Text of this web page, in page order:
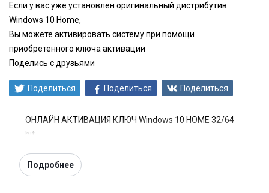
Если у вас уже установлен оригинальный дистрибутив
Windows 10 Home,
Вы можете активировать систему при помощи
приобретенного ключа активации
Поделись с друзьями
Поделиться Поделиться Поделиться
ОНЛАЙН АКТИВАЦИЯ КЛЮЧ Windows 10 HOME 32/64
bit
Подробнее